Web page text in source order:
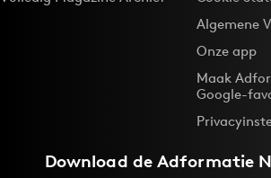
Algemene
Onze app
Maak
Google-
Download deAdformatie